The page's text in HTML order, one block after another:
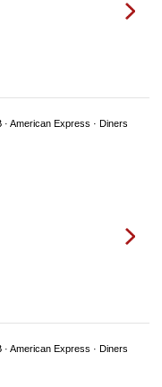
American Express · Diners
American Express · Diners